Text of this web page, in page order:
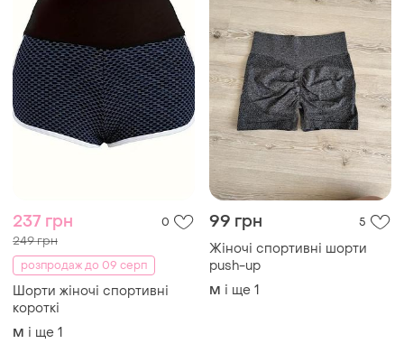
237 грн 0
249 грн
розпродаж до 09 серп
Шорти жіночі спортивні
короткі
M і ще 1
99 грн 5
Жіночі спортивні шорти
push-up
M і ще 1